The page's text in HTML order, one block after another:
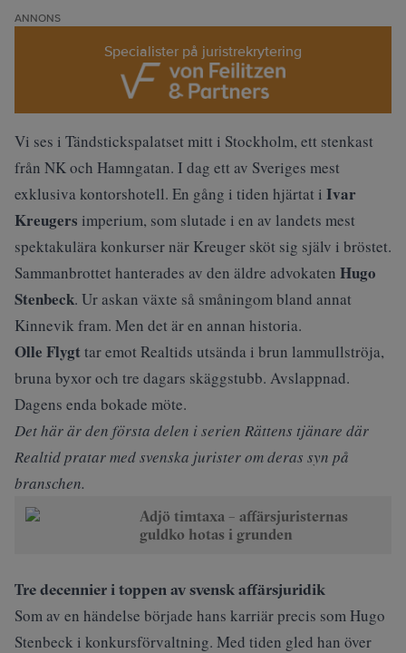
ANNONS
Specialister på juristrekrytering
Vi ses i Tändstickspalatset mitt i Stockholm, ett stenkast
från NK och Hamngatan. I dag ett av Sveriges mest
exklusiva kontorshotell. En gång i tiden hjärtat i Ivar
Kreugers imperium, som slutade i en av landets mest
spektakulära konkurser när Kreuger sköt sig själv i bröstet.
Sammanbrottet hanterades av den äldre advokaten Hugo
Stenbeck. Ur askan växte så småningom bland annat
Kinnevik fram. Men det är en annan historia.
Olle Flygttar emot Realtids utsända i brun lammullströja,
bruna byxor och tre dagars skäggstubb. Avslappnad.
Dagens enda bokade möte.
Det här är den första delen i serien Rättens tjänare där
Realtid pratar med svenska jurister om deras syn på
branschen.
Adjö timtaxa – affärsjuristernas
guldko hotas i grunden
Tre decennier i toppen av svensk affärsjuridik
Som av en händelse började hans karriär precis som Hugo
Stenbeck i konkursförvaltning. Med tiden gled han över